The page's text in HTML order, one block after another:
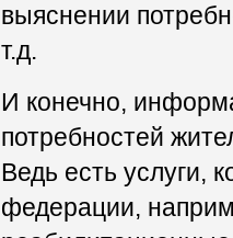
выяснении
т.д.
И конечно,
потребностей
Ведь есть услуги,
федерации,